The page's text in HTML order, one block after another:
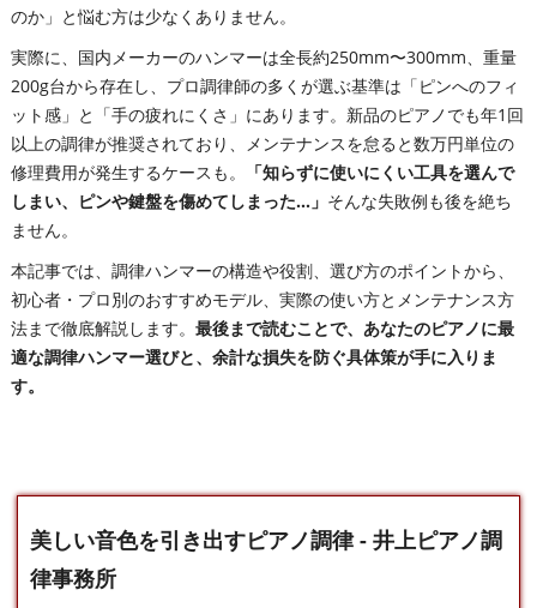
のか」と悩む方は少なくありません。
実際に、国内メーカーのハンマーは全長約250mm〜300mm、重量
200g台から存在し、プロ調律師の多くが選ぶ基準は「ピンへのフィ
ット感」と「手の疲れにくさ」にあります。新品のピアノでも年1回
以上の調律が推奨されており、メンテナンスを怠ると数万円単位の
修理費用が発生するケースも。
「知らずに使いにくい工具を選んで
しまい、ピンや鍵盤を傷めてしまった…」 そんな失敗例も後を絶ち
ません。
本記事では、調律ハンマーの構造や役割、選び方のポイントから、
初心者・プロ別のおすすめモデル、実際の使い方とメンテナンス方
法まで徹底解説します。 最後まで読むことで、あなたのピアノに最
適な調律ハンマー選びと、余計な損失を防ぐ具体策が手に入りま
す。
美しい音色を引き出すピアノ調律 - 井上ピアノ調
律事務所